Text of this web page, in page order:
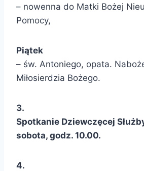
– nowenna do Matki Bożej
Pomocy,
Piątek
– św. Antoniego, opata.
Miłosierdzia Bożego.
3.
Spotkanie Dziewczęcej
sobota, godz. 10.00.
4.